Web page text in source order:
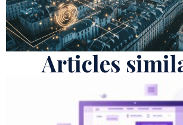
Articles